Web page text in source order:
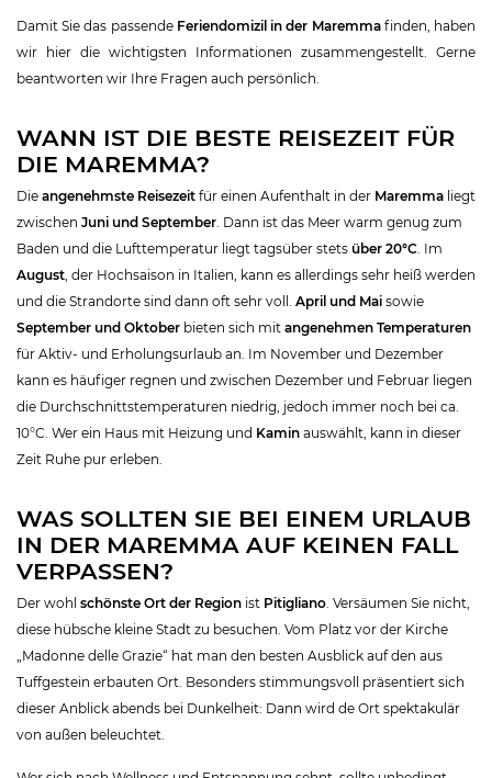
Damit Sie das passende Feriendomizil in der Maremma finden, haben
wir hier die wichtigsten Informationen zusammengestellt. Gerne
beantworten wir Ihre Fragen auch persönlich.
WANN IST DIE BESTE REISEZEIT FÜR
DIE MAREMMA?
Die angenehmste Reisezeit für einen Aufenthalt in der Maremma liegt
zwischen Juni und September. Dann ist das Meer warm genug zum
Baden und die Lufttemperatur liegt tagsüber stets über 20°C. Im
August, der Hochsaison in Italien, kann es allerdings sehr heiß werden
und die Strandorte sind dann oft sehr voll. April und Mai sowie
September und Oktober bieten sich mit angenehmen Temperaturen
für Aktiv- und Erholungsurlaub an. Im November und Dezember
kann es häufiger regnen und zwischen Dezember und Februar liegen
die Durchschnittstemperaturen niedrig, jedoch immer noch bei ca.
10°C. Wer ein Haus mit Heizung und Kamin auswählt, kann in dieser
Zeit Ruhe pur erleben.
WAS SOLLTEN SIE BEI EINEM URLAUB
IN DER MAREMMA AUF KEINEN FALL
VERPASSEN?
Der wohl schönste Ort der Region ist Pitigliano. Versäumen Sie nicht,
diese hübsche kleine Stadt zu besuchen. Vom Platz vor der Kirche
„Madonne delle Grazie“ hat man den besten Ausblick auf den aus
Tuffgestein erbauten Ort. Besonders stimmungsvoll präsentiert sich
dieser Anblick abends bei Dunkelheit: Dann wird de Ort spektakulär
von außen beleuchtet.